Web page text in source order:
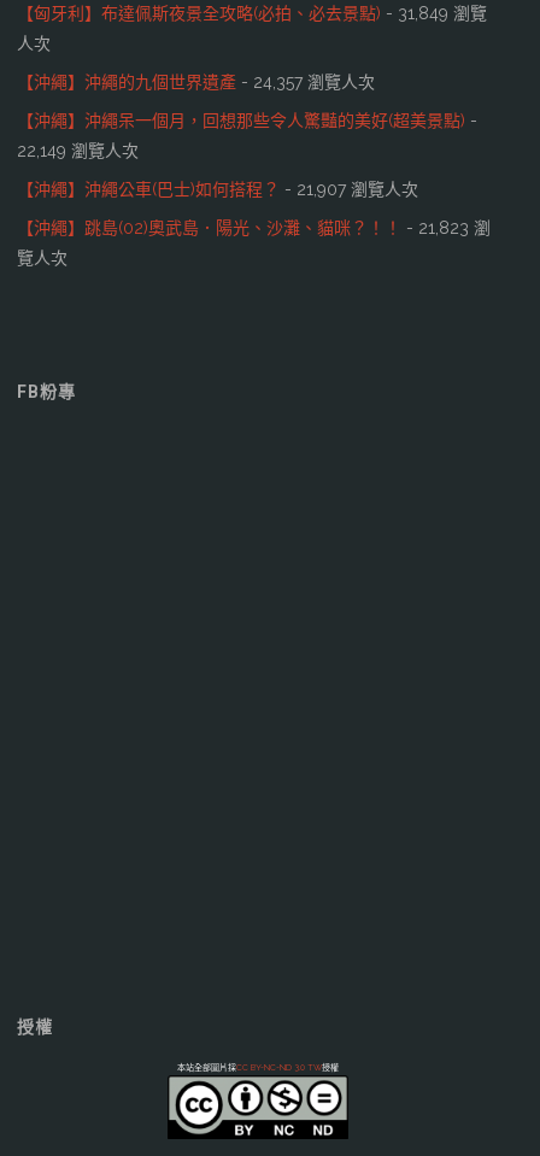
【匈牙利】布達佩斯夜景全攻略(必拍、必去景點) - 31,849 瀏覽
人次
【沖繩】沖繩的九個世界遺產 - 24,357 瀏覽人次
【沖繩】沖繩呆一個月，回想那些令人驚豔的美好(超美景點) -
22,149 瀏覽人次
【沖繩】沖繩公車(巴士)如何搭程？ - 21,907 瀏覽人次
【沖繩】跳島(02)奧武島．陽光、沙灘、貓咪？！！
- 21,823 瀏
覽人次
FB粉專
授權
本站全部圖片採CC BY-NC-ND 3.0 TW授權